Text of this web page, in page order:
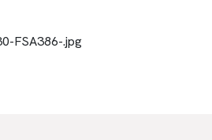
FSA386-.jpg